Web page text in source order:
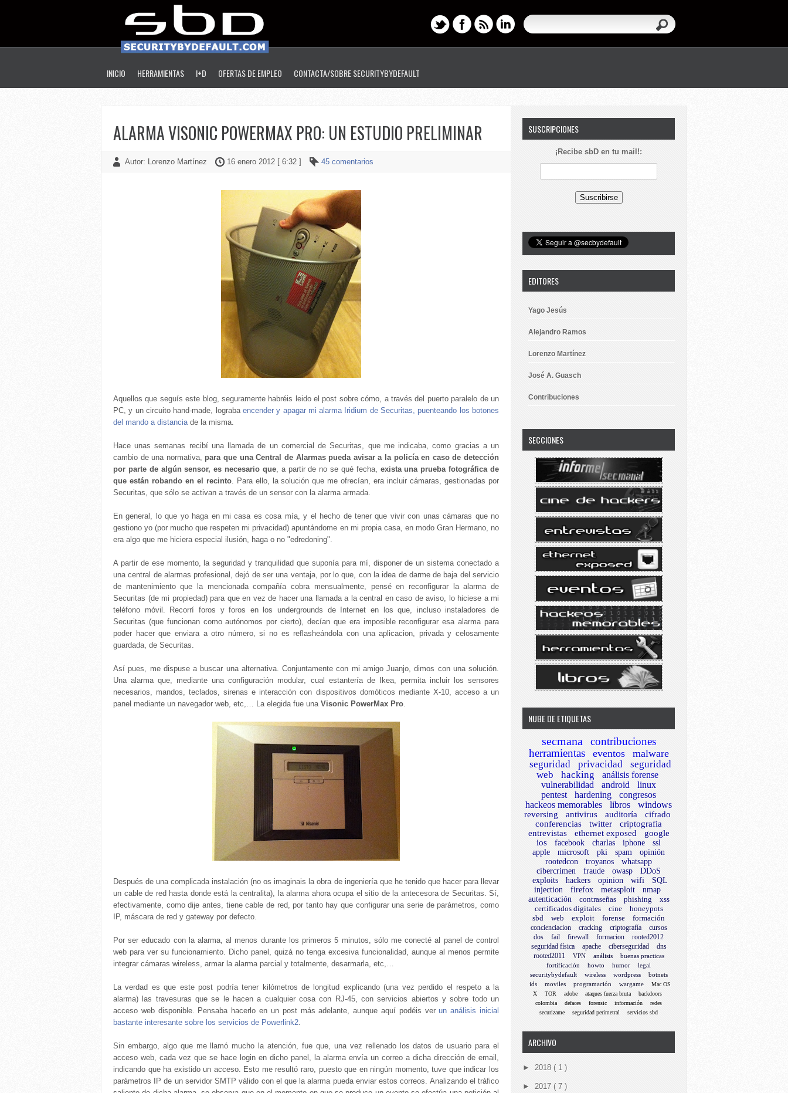
INICIO HERRAMIENTAS I+D OFERTAS DE EMPLEO CONTACTA/SOBRE SECURITYBYDEFAULT
ALARMA VISONIC POWERMAX PRO: UN ESTUDIO PRELIMINAR
Autor: Lorenzo Martínez 16 enero 2012 [ 6:32 ] 45 comentarios
Aquellos que seguís este blog, seguramente habréis leido el post sobre cómo, a través del puerto paralelo de un
PC, y un circuito hand-made, lograba encender y apagar mi alarma Iridium de Securitas, puenteando los botones
del mando a distanciade la misma.
Hace unas semanas recibí una llamada de un comercial de Securitas, que me indicaba, como gracias a un
cambio de una normativa, para que una Central de Alarmas pueda avisar a la policía en caso de detección
por parte de algún sensor, es necesario que, a partir de no se qué fecha, exista una prueba fotográfica de
que están robando en el recinto. Para ello, la solución que me ofrecían, era incluir cámaras, gestionadas por
Securitas, que sólo se activan a través de un sensor con la alarma armada.
En general, lo que yo haga en mi casa es cosa mía, y el hecho de tener que vivir con unas cámaras que no
gestiono yo (por mucho que respeten mi privacidad) apuntándome en mi propia casa, en modo Gran Hermano, no
era algo que me hiciera especial ilusión, haga o no "edredoning".
A partir de ese momento, la seguridad y tranquilidad que suponía para mí, disponer de un sistema conectado a
una central de alarmas profesional, dejó de ser una ventaja, por lo que, con la idea de darme de baja del servicio
de mantenimiento que la mencionada compañía cobra mensualmente, pensé en reconfigurar la alarma de
Securitas (de mi propiedad) para que en vez de hacer una llamada a la central en caso de aviso, lo hiciese a mi
teléfono móvil. Recorrí foros y foros en los undergrounds de Internet en los que, incluso instaladores de
Securitas (que funcionan como autónomos por cierto), decían que era imposible reconfigurar esa alarma para
poder hacer que enviara a otro número, si no es reflasheándola con una aplicacion, privada y celosamente
guardada, de Securitas.
Así pues, me dispuse a buscar una alternativa. Conjuntamente con mi amigo Juanjo, dimos con una solución.
Una alarma que, mediante una configuración modular, cual estantería de Ikea, permita incluir los sensores
necesarios, mandos, teclados, sirenas e interacción con dispositivos domóticos mediante X-10, acceso a un
panel mediante un navegador web, etc,… La elegida fue una Visonic PowerMax Pro.
Después de una complicada instalación (no os imaginais la obra de ingeniería que he tenido que hacer para llevar
un cable de red hasta donde está la centralita), la alarma ahora ocupa el sitio de la antecesora de Securitas. Sí,
efectivamente, como dije antes, tiene cable de red, por tanto hay que configurar una serie de parámetros, como
IP, máscara de red y gateway por defecto.
Por ser educado con la alarma, al menos durante los primeros 5 minutos, sólo me conecté al panel de control
web para ver su funcionamiento. Dicho panel, quizá no tenga excesiva funcionalidad, aunque al menos permite
integrar cámaras wireless, armar la alarma parcial y totalmente, desarmarla, etc,…
La verdad es que este post podría tener kilómetros de longitud explicando (una vez perdido el respeto a la
alarma) las travesuras que se le hacen a cualquier cosa con RJ-45, con servicios abiertos y sobre todo un
acceso web disponible. Pensaba hacerlo en un post más adelante, aunque aquí podéis verun análisis inicial
bastante interesante sobre los servicios de Powerlink2.
Sin embargo, algo que me llamó mucho la atención, fue que, una vez rellenado los datos de usuario para el
acceso web, cada vez que se hace login en dicho panel, la alarma envía un correo a dicha dirección de email,
indicando que ha existido un acceso. Esto me resultó raro, puesto que en ningún momento, tuve que indicar los
parámetros IP de un servidor SMTP válido con el que la alarma pueda enviar estos correos. Analizando el tráfico
SUSCRIPCIONES
¡Recibe sbD en tu mail!:
EDITORES
Yago Jesús
Alejandro Ramos
Lorenzo Martínez
José A. Guasch
Contribuciones
SECCIONES
NUBE DE ETIQUETAS
secmana
contribuciones
herramientas
eventos malware
seguridad privacidad
seguridad
web
hacking
análisis forense
vulnerabilidad
android
linux
pentest
hardening
congresos
hackeos memorables
libros windows
reversing antivirus auditoría
cifrado
conferencias
twitter
criptografia
entrevistas
ethernet exposed
google
ios
facebook charlas iphone
ssl
apple
microsoft pki spam
opinión
rootedcon
troyanos
whatsapp
cibercrimen
fraude owasp
DDoS
exploits
hackers opinion wifi
SQL
injection
firefox metasploit
nmap
autenticación
contraseñas phishing
xss
certificados digitales
cine
honeypots
sbd
web exploit forense formación
concienciacion cracking criptografía
cursos
dos
fail firewall formacion
rooted2012
seguridad física
apache ciberseguridad
dns
rooted2011
VPN análisis
buenas practicas
fortificación
howto humor
legal
securitybydefault
wireless wordpress
botnets
ids
moviles programación wargame
Mac OS
X
TOR adobe ataques fuerza bruta
backdoors
colombia
defaces forensic información
redes
securizame
seguridad perimetral servicios sbd
ARCHIVO
► 2018 ( 1 )
► 2017 ( 7 )